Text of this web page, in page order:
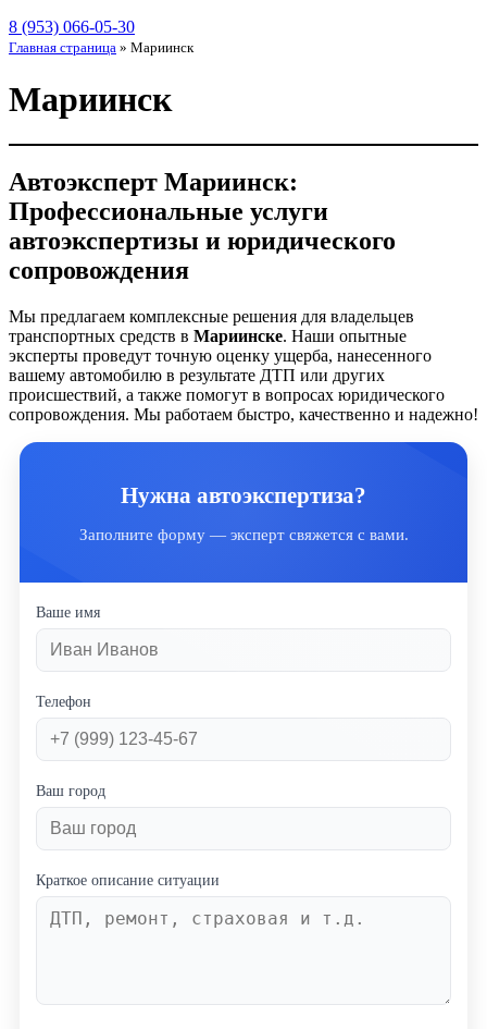
8 (953) 066-05-30
Главная страница » Мариинск
Мариинск
Автоэксперт Мариинск:
Профессиональные услуги
автоэкспертизы и юридического
сопровождения
Мы предлагаем комплексные решения для владельцев
транспортных средств в Мариинске. Наши опытные
эксперты проведут точную оценку ущерба, нанесенного
вашему автомобилю в результате ДТП или других
происшествий, а также помогут в вопросах юридического
сопровождения. Мы работаем быстро, качественно и надежно!
Нужна автоэкспертиза?
Заполните форму — эксперт свяжется с вами.
Ваше имя
Телефон
Ваш город
Краткое описание ситуации